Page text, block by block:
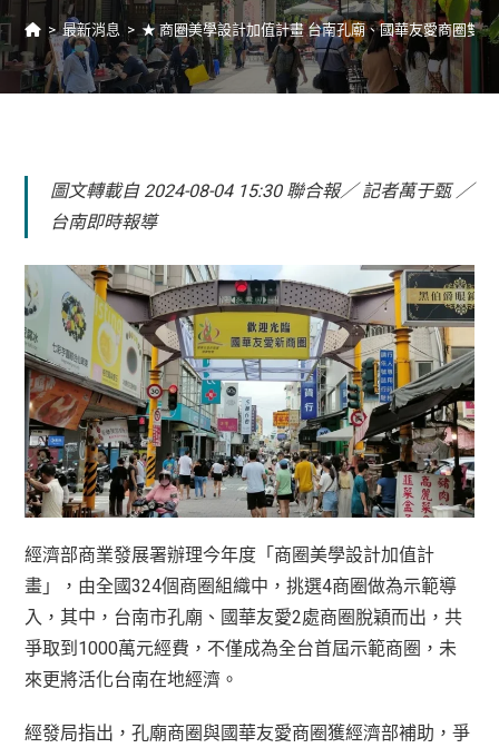
> 最新消息 > ★ 商圈美學設計加值計畫 台南孔廟、國華友愛商圈雙
圖文轉載自 2024-08-04 15:30 聯合報／ 記者萬于甄 ／
台南即時報導
經濟部商業發展署辦理今年度「商圈美學設計加值計
畫」，由全國324個商圈組織中，挑選4商圈做為示範導
入，其中，台南市孔廟、國華友愛2處商圈脫穎而出，共
爭取到1000萬元經費，不僅成為全台首屆示範商圈，未
來更將活化台南在地經濟。
經發局指出，孔廟商圈與國華友愛商圈獲經濟部補助，爭